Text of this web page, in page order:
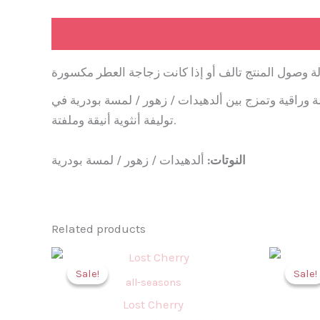
وتمزج بين ألدهيدات / زهور / لمسة بودرية في
توليفة أنثوية أنيقة وملفتة.
النوتات: ألدهيدات / زهور / لمسة بودرية
Related products
Sale!
Sale!
all-seasons
Lost Cherry
Original
was:
Sale!
Sale!